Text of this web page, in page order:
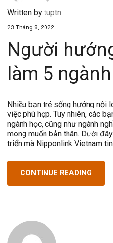
Written by tuptn
23 Tháng 8, 2022
Người
làm 5
Nhiều bạn trẻ sống hướng nội
việc phù hợp. Tuy nhiên, các
ngành học, cũng như ngành
mong muốn bản thân. Dưới
triển mà Nipponlink Vietnam
CONTINUE READING